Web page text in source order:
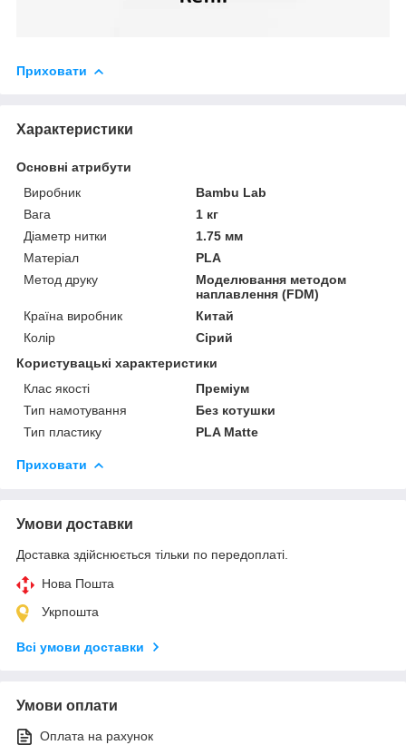
Приховати
Характеристики
Основні атрибути
Виробник
Bambu Lab
Вага
1 кг
Діаметр нитки
1.75 мм
Матеріал
PLA
Метод друку
Моделювання методом
наплавлення (FDM)
Країна виробник
Китай
Колір
Сірий
Користувацькі характеристики
Клас якості
Преміум
Тип намотування
Без котушки
Тип пластику
PLA Matte
Приховати
Умови доставки
Доставка здійснюється тільки по передоплаті.
Нова Пошта
Укрпошта
Всі умови доставки
Умови оплати
Оплата на рахунок